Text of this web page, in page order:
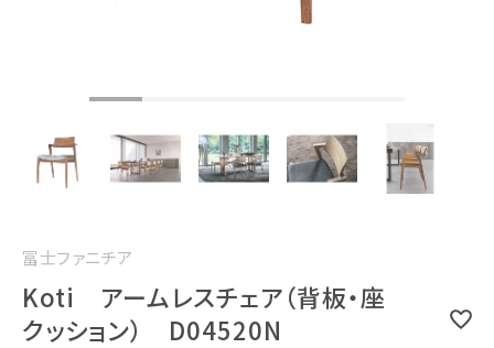
冨士ファニチア
Koti アームレスチェア（背板・座
クッション） D04520N